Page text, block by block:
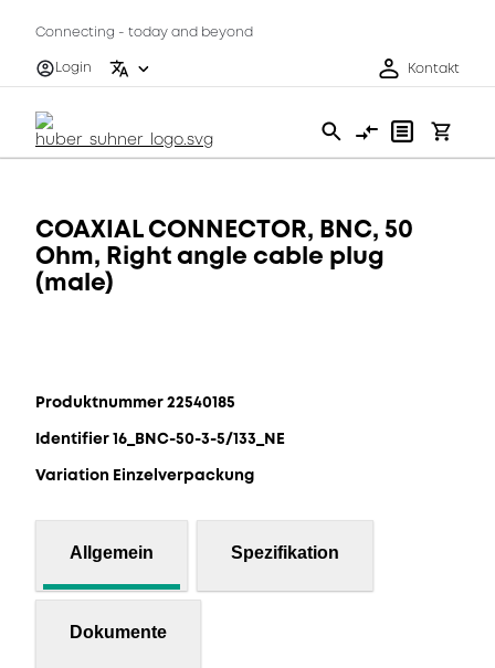
Connecting - today and beyond
Login
Kontakt
COAXIAL CONNECTOR, BNC, 50
Ohm, Right angle cable plug
(male)
Produktnummer 22540185
Identifier 16_BNC-50-3-5/133_NE
Variation Einzelverpackung
Allgemein Spezifikation
Dokumente